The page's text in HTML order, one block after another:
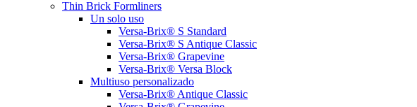
Thin Brick Formliners
Un solo uso
Versa-Brix® S Standard
Versa-Brix® S Antique Classic
Versa-Brix® Grapevine
Versa-Brix® Versa Block
Multiuso personalizado
Versa-Brix® Antique Classic